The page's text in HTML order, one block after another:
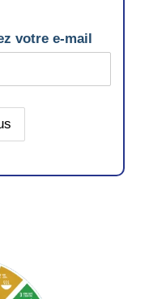
votre e-mail